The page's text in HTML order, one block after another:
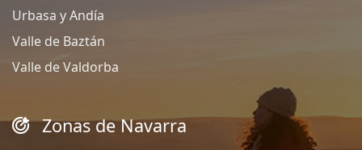
Urbasa y Andía
Valle de Baztán
Valle de Valdorba
Zonas de Navarra